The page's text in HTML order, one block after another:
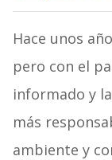
Hace unos
pero con el
informado y
más
ambiente y